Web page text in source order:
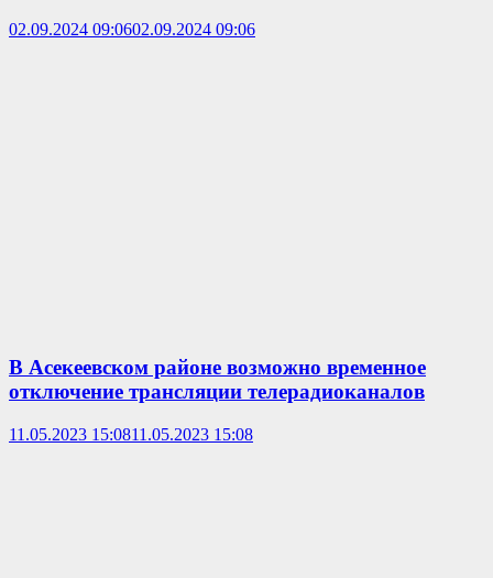
02.09.2024 09:0602.09.2024 09:06
В Асекеевском районе возможно временное
отключение трансляции телерадиоканалов
11.05.2023 15:0811.05.2023 15:08